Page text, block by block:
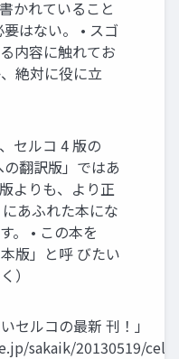
かれていること
はない。 • スゴ
内容に触れてお
絶対に役に立
セルコ 4 版の
の翻訳版」ではあ
よりも、より正
あふれた本にな
。 • この本を
版」と呼 びたい
）
セルコの最新 刊！」
sakaik/20130519/